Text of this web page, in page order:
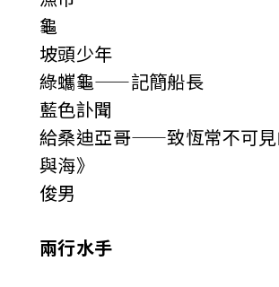
龜
坡頭少年
綠蠵龜——記簡船長
藍色訃聞
給桑迪亞哥——致恆常不可見
與海》
俊男
兩行水手